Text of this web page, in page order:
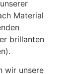
Material
brillanten
wir unsere